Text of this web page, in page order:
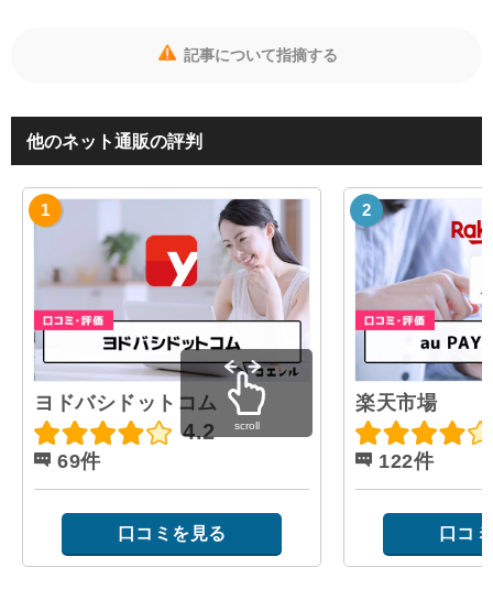
記事について指摘する
他のネット通販の評判
ヨドバシドットコム
4.2
69件
口コミを見る
楽天市場
122件
口コ
scroll